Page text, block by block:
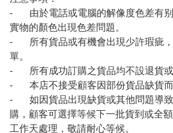
- 由於電話或電腦的解像度色差有别
實物的顏色出現色差問題。
- 所有貨品或有機會出現少許瑕疵，
單。
- 所有成功訂購之貨品均不設退貨或
- 本店不接受顧客因部份貨品缺貨而
- 如因貨品出現缺貨或其他問題導致
購，顧客可選擇等候下一批貨到或全
工作天處理，敬請耐心等候。